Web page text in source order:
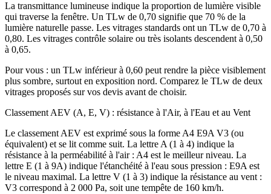
La transmittance lumineuse indique la proportion de lumière visible
qui traverse la fenêtre. Un TLw de 0,70 signifie que 70 % de la
lumière naturelle passe. Les vitrages standards ont un TLw de 0,70 à
0,80. Les vitrages contrôle solaire ou très isolants descendent à 0,50
à 0,65.
Pour vous : un TLw inférieur à 0,60 peut rendre la pièce visiblement
plus sombre, surtout en exposition nord. Comparez le TLw de deux
vitrages proposés sur vos devis avant de choisir.
Classement AEV (A, E, V) : résistance à l'Air, à l'Eau et au Vent
Le classement AEV est exprimé sous la forme A4 E9A V3 (ou
équivalent) et se lit comme suit. La lettre A (1 à 4) indique la
résistance à la perméabilité à l'air : A4 est le meilleur niveau. La
lettre E (1 à 9A) indique l'étanchéité à l'eau sous pression : E9A est
le niveau maximal. La lettre V (1 à 3) indique la résistance au vent :
V3 correspond à 2 000 Pa, soit une tempête de 160 km/h.